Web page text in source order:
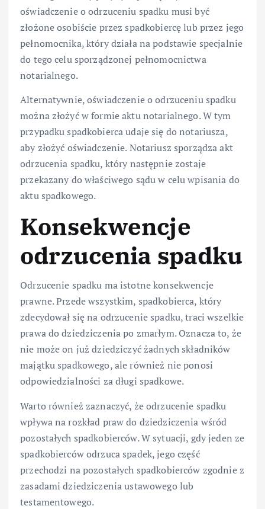
oświadczenie o odrzuceniu spadku musi być
złożone osobiście przez spadkobiercę lub przez jego
pełnomocnika, który działa na podstawie specjalnie
do tego celu sporządzonej pełnomocnictwa
notarialnego.
Alternatywnie, oświadczenie o odrzuceniu spadku
można złożyć w formie aktu notarialnego. W tym
przypadku spadkobierca udaje się do notariusza,
aby złożyć oświadczenie. Notariusz sporządza akt
odrzucenia spadku, który następnie zostaje
przekazany do właściwego sądu w celu wpisania do
aktu spadkowego.
Konsekwencje
odrzucenia spadku
Odrzucenie spadku ma istotne konsekwencje
prawne. Przede wszystkim, spadkobierca, który
zdecydował się na odrzucenie spadku, traci wszelkie
prawa do dziedziczenia po zmarłym. Oznacza to, że
nie może on już dziedziczyć żadnych składników
majątku spadkowego, ale również nie ponosi
odpowiedzialności za długi spadkowe.
Warto również zaznaczyć, że odrzucenie spadku
wpływa na rozkład praw do dziedziczenia wśród
pozostałych spadkobierców. W sytuacji, gdy jeden ze
spadkobierców odrzuca spadek, jego część
przechodzi na pozostałych spadkobierców zgodnie z
zasadami dziedziczenia ustawowego lub
testamentowego.